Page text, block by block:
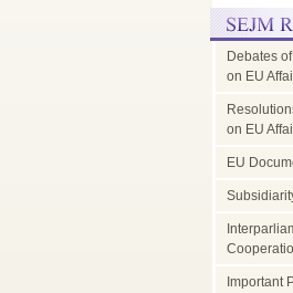
Debates
on EU
on EU
EU
Important